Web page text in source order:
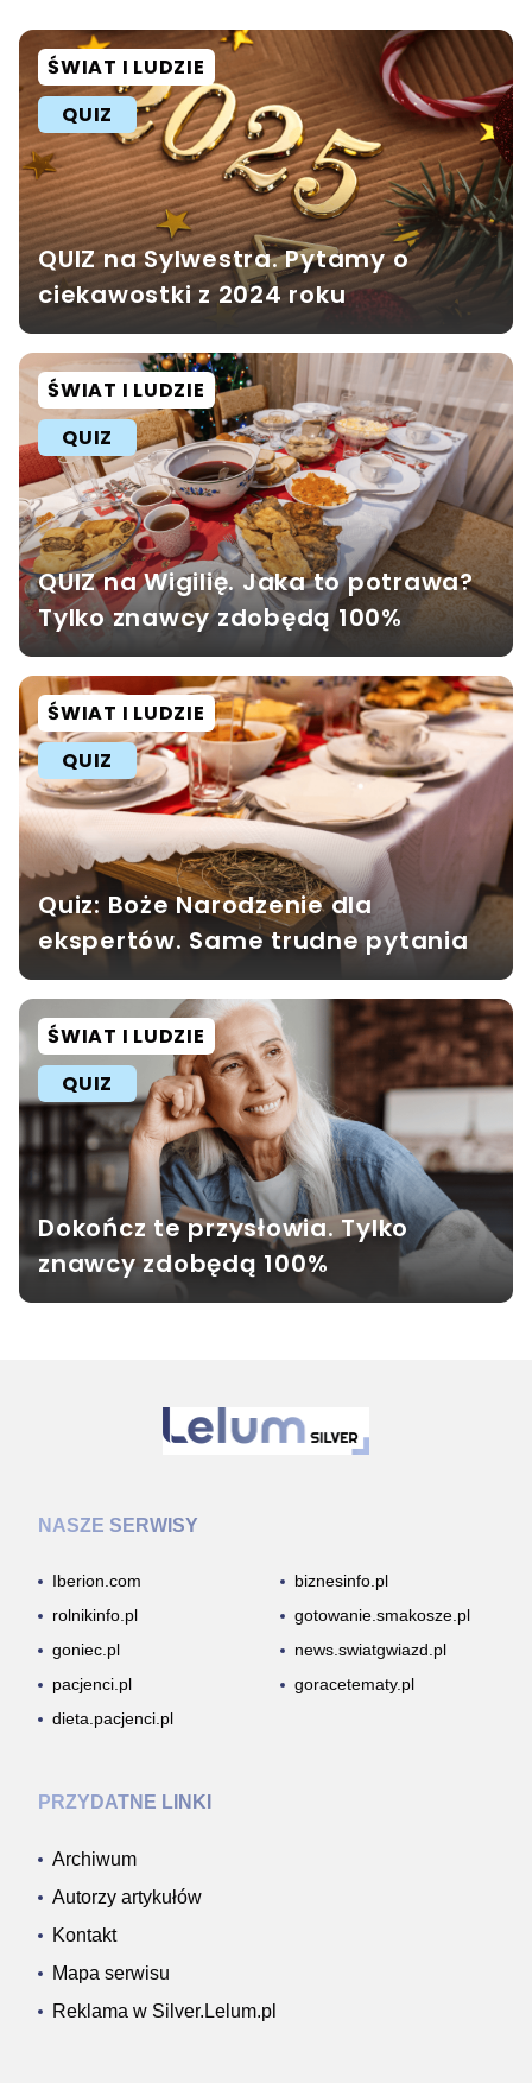
ŚWIAT I LUDZIE
QUIZ
QUIZ na Sylwestra. Pytamy o
ciekawostki z 2024 roku
ŚWIAT I LUDZIE
QUIZ
QUIZ na Wigilię. Jaka to potrawa?
Tylko znawcy zdobędą 100%
ŚWIAT I LUDZIE
QUIZ
Quiz: Boże Narodzenie dla
ekspertów. Same trudne pytania
ŚWIAT I LUDZIE
QUIZ
Dokończ te przysłowia. Tylko
znawcy zdobędą 100%
NASZE SERWISY
Iberion.com
biznesinfo.pl
rolnikinfo.pl
gotowanie.smakosze.pl
goniec.pl
news.swiatgwiazd.pl
pacjenci.pl
goracetematy.pl
dieta.pacjenci.pl
PRZYDATNE LINKI
Archiwum
Autorzy artykułów
Kontakt
Mapa serwisu
Reklama w Silver.Lelum.pl